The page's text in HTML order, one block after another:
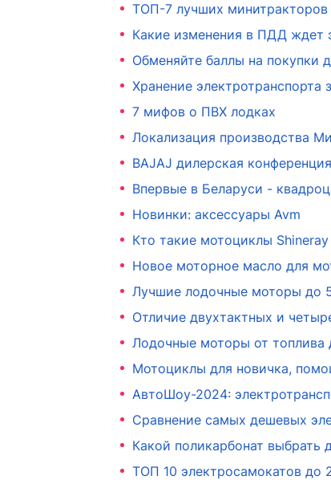
ТОП-7 лучших минитракторов
Какие изменения в ПДД ждет
Обменяйте баллы на покупки
Хранение электротранспорта
7 мифов о ПВХ лодках
Локализация производства
BAJAJ дилерская
Впервые в Беларуси -
Новинки: аксессуары Avm
Кто такие мотоциклы Shineray
Новое моторное масло для
Лучшие лодочные моторы до
Отличие двухтактных и
Лодочные моторы от топлива
Мотоциклы для новичка,
АвтоШоу-2024:
Сравнение самых дешевых
Какой поликарбонат выбрать
ТОП 10 электросамокатов до